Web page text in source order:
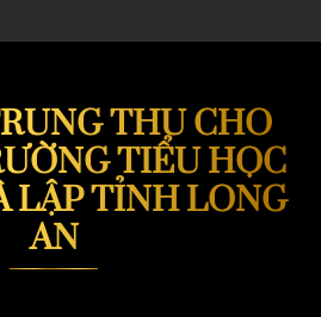
THU CHO
TIỂU HỌC
LẬP TỈNH LONG
AN